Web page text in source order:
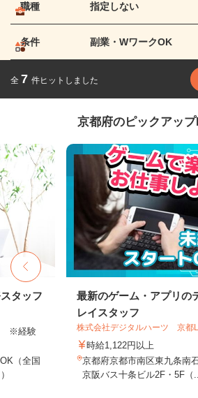
職種 指定しない
条件 副業・WワークOK
全 7 件ヒットしました
京都府のピックアップ
タッフ
※経験
（全国
最新のゲーム・アプリの
レイスタッフ
株式会社デジタルハーツ 京都
時給1,122円以上
京都府京都市南区東九条南
京阪バス十条ビル2F・5F（...